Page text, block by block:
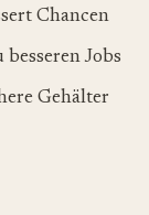
Chancen
Jobs
Gehälter